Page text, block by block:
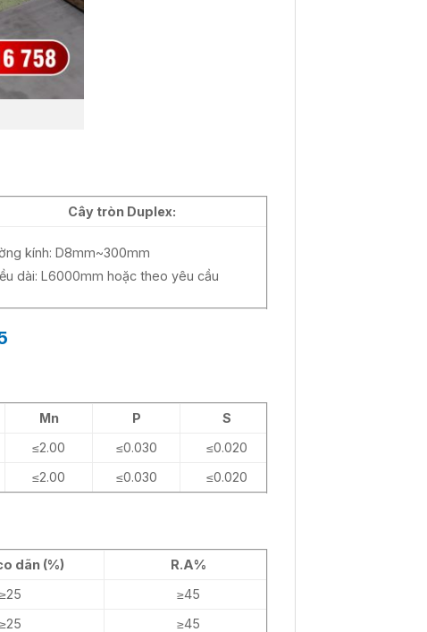
Cây tròn Duplex:
kính: D8mm~300mm
dài: L6000mm hoặc theo yêu cầu
Mn P
S
≤2.00 ≤0.030
≤0.020
≤2.00 ≤0.030 ≤0.020
dãn (%)
R.A%
≥25
≥45
≥25 ≥45